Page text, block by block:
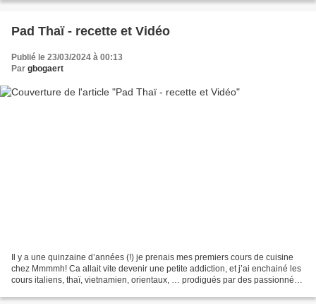
Pad Thaï - recette et Vidéo
Publié le 23/03/2024 à 00:13
Par gbogaert
Il y a une quinzaine d’années (!) je prenais mes premiers cours de cuisine
chez Mmmmh! Ca allait vite devenir une petite addiction, et j’ai enchainé les
cours italiens, thaï, vietnamien, orientaux, … prodigués par des passionnés,